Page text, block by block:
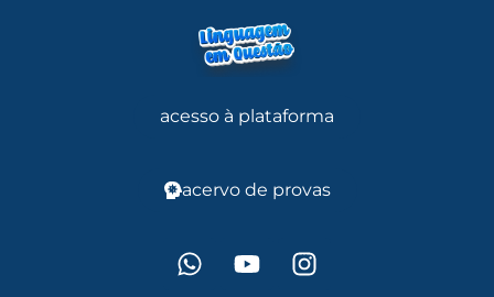
acesso à plataforma
acervo de provas